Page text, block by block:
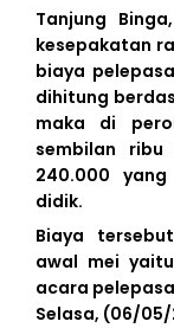
Tanjung
kesepakatan
biaya
dihitung
maka di
sembilan
240.000
didik.
Biaya
awal mei
acara
Selasa, (06/